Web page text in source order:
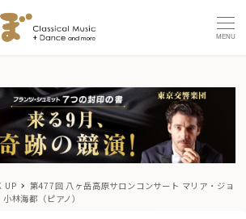
MENU
UP
第477回 八ヶ岳高原サロンコンサート マリア・ジョ
林海都（ピアノ）